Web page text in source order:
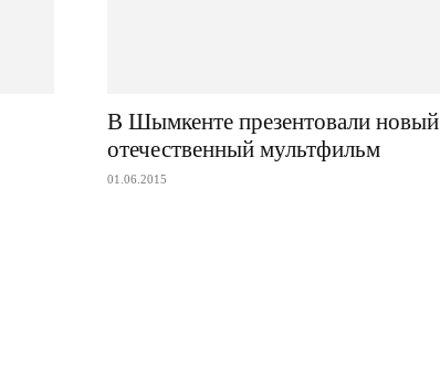
В Шымкенте презентовали новый
отечественный мультфильм
01.06.2015